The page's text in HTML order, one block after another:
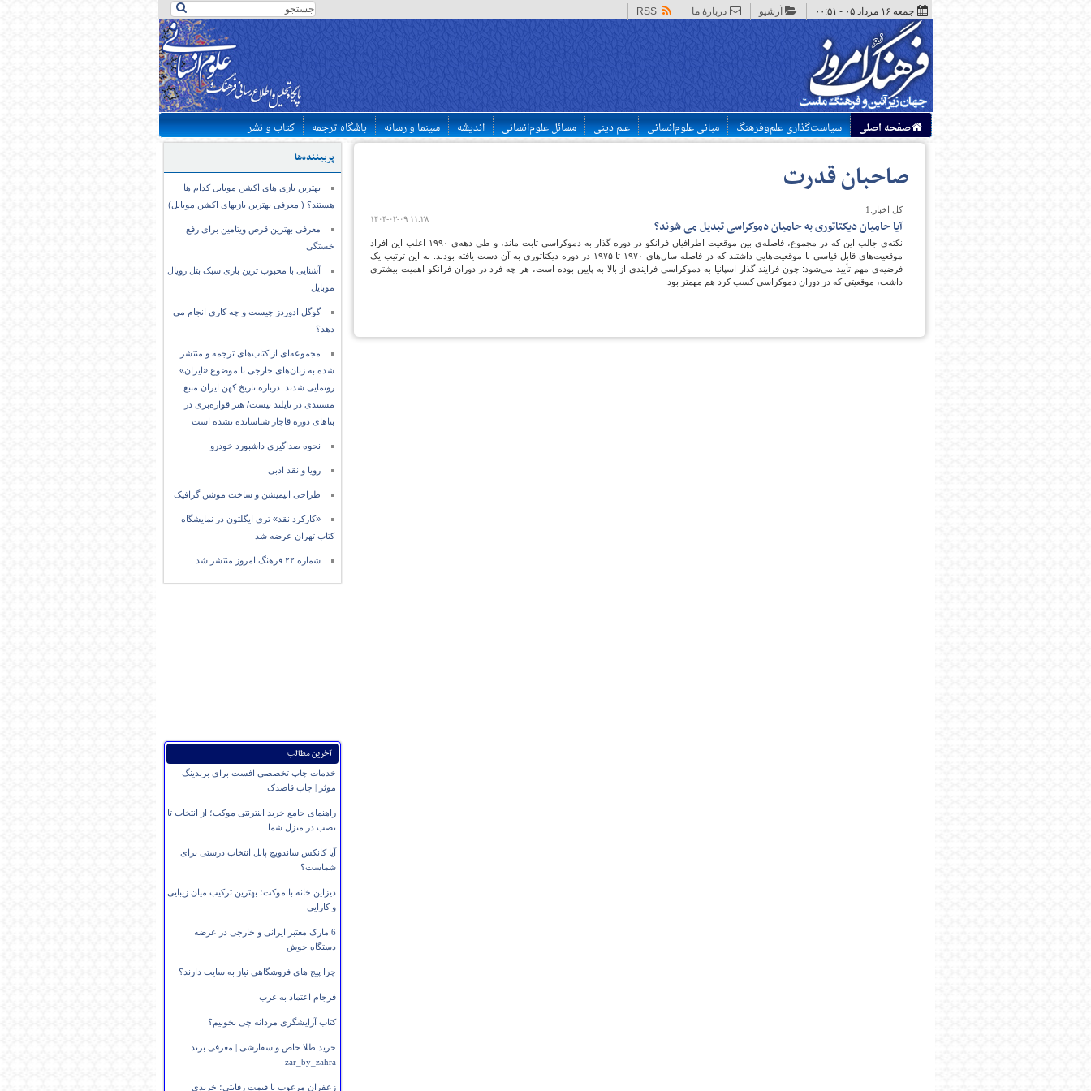
جمعه ۱۶ مرداد ۰۵ - ۰۰:۵۱ آرشیو دربارهٔ ما RSS
صفحه اصلی سیاست‌گذاری علم‌وفرهنگ مبانی علوم‌انسانی علم دینی مسائل علوم‌انسانی اندیشه سینما و رسانه باشگاه ترجمه کتاب و نشر
پربیننده‌ها
بهترین بازی های اکشن موبایل کدام ها
هستند؟ ( معرفی بهترین بازیهای اکشن موبایل)
معرفی بهترین قرص ویتامین برای رفع
خستگی
آشنایی با محبوب ترین بازی سبک بتل رویال
موبایل
گوگل ادوردز چیست و چه کاری انجام می
دهد؟
مجموعه‌ای از کتاب‌های ترجمه و منتشر
شده به زبان‌های خارجی با موضوع «ایران»
رونمایی شدند: درباره تاریخ کهن ایران منبع
مستندی در تایلند نیست/ هنر قواره‌بری در
بناهای دوره قاجار شناسانده نشده است
نحوه صداگیری داشبورد خودرو
رویا و نقد ادبی
طراحی انیمیشن و ساخت موشن گرافیک
«کارکرد نقد» تری ایگلتون در نمایشگاه
کتاب تهران عرضه شد
شماره ۲۲ فرهنگ امروز منتشر شد
آخرین مطالب
خدمات چاپ تخصصی افست برای برندینگ
موثر | چاپ قاصدک
راهنمای جامع خرید اینترنتی موکت؛ از انتخاب تا
نصب در منزل شما
آیا کانکس ساندویچ پانل انتخاب درستی برای
شماست؟
دیزاین خانه با موکت؛ بهترین ترکیب میان زیبایی
و کارایی
6 مارک معتبر ایرانی و خارجی در عرضه
دستگاه جوش
چرا پیج های فروشگاهی نیاز به سایت دارند؟
فرجام اعتماد به غرب
کتاب آرایشگری مردانه چی بخونیم؟
خرید طلا خاص و سفارشی | معرفی برند
zar_by_zahra
زعفران مرغوب با قیمت رقابتی؛ خریدی
صاحبان قدرت
کل اخبار:1
۱۴۰۴-۰۲-۰۹ ۱۱:۲۸ آیا حامیان دیکتاتوری به حامیان دموکراسی تبدیل می شوند؟
نکته‌ی جالب این که در مجموع، فاصله‌ی بین موقعیت اطرافیان فرانکو در دوره گذار به دموکراسی ثابت ماند، و طی دهه‌ی ۱۹۹۰ اغلب این افراد
موقعیت‌های قابل قیاسی با موقعیت‌هایی داشتند که در فاصله سال‌های ۱۹۷۰ تا ۱۹۷۵ در دوره دیکتاتوری به آن دست یافته بودند. به این ترتیب یک
فرضیه‌ی مهم تأیید می‌شود: چون فرایند گذار اسپانیا به دموکراسی فرایندی از بالا به پایین بوده است، هر چه فرد در دوران فرانکو اهمیت بیشتری
داشت، موقعیتی که در دوران دموکراسی کسب کرد هم مهمتر بود.